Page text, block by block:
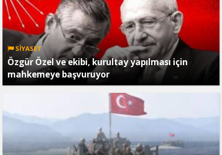
SİYASET
Özgür Özel ve ekibi, kurultay yapılması için
mahkemeye başvuruyor